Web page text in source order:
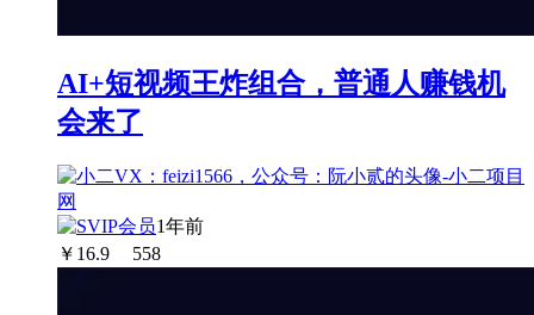
AI+短视频王炸组合，普通人赚钱机
会来了
1年前
￥ 16.9 558